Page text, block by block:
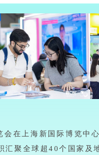
在上海新国际博览中
聚全球超40个国家及